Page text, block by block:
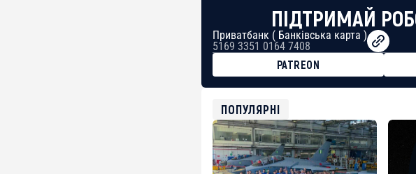
ПІДТРИМАЙ
Приватбанк ( Банківська карта )
5169 3351 0164 7408
PATREON
USDT
ETH
ПОПУЛЯРНІ